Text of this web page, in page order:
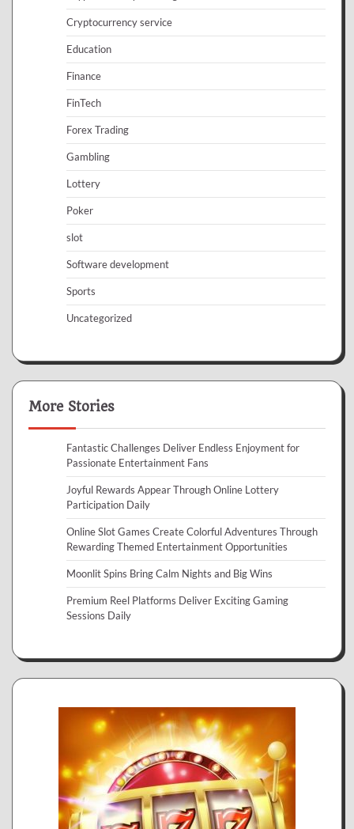
Cryptocurrency service
Education
Finance
FinTech
Forex Trading
Gambling
Lottery
Poker
slot
Software development
Sports
Uncategorized
More Stories
Fantastic Challenges Deliver Endless Enjoyment for
Passionate Entertainment Fans
Joyful Rewards Appear Through Online Lottery
Participation Daily
Online Slot Games Create Colorful Adventures Through
Rewarding Themed Entertainment Opportunities
Moonlit Spins Bring Calm Nights and Big Wins
Premium Reel Platforms Deliver Exciting Gaming
Sessions Daily